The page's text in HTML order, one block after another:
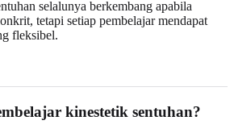
selalunya berkembang apabila
tetapi setiap pembelajar mendapat
fleksibel.
kinestetik sentuhan?